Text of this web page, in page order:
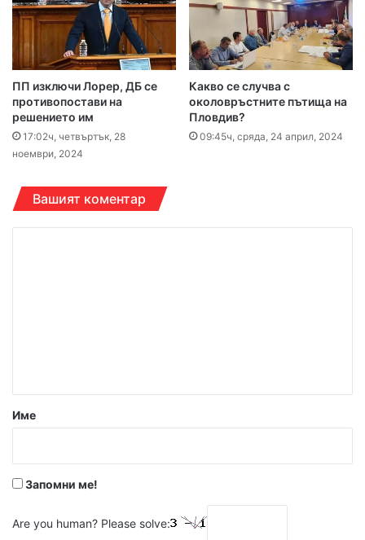
ПП изключи Лорер, ДБ се
противопостави на
решението им
17:02ч, четвъртък, 28
ноември, 2024
Какво се случва с
околовръстните пътища на
Пловдив?
09:45ч, сряда, 24 април, 2024
Вашият коментар
р
Име
Запомни ме!
Are you human? Please solve: